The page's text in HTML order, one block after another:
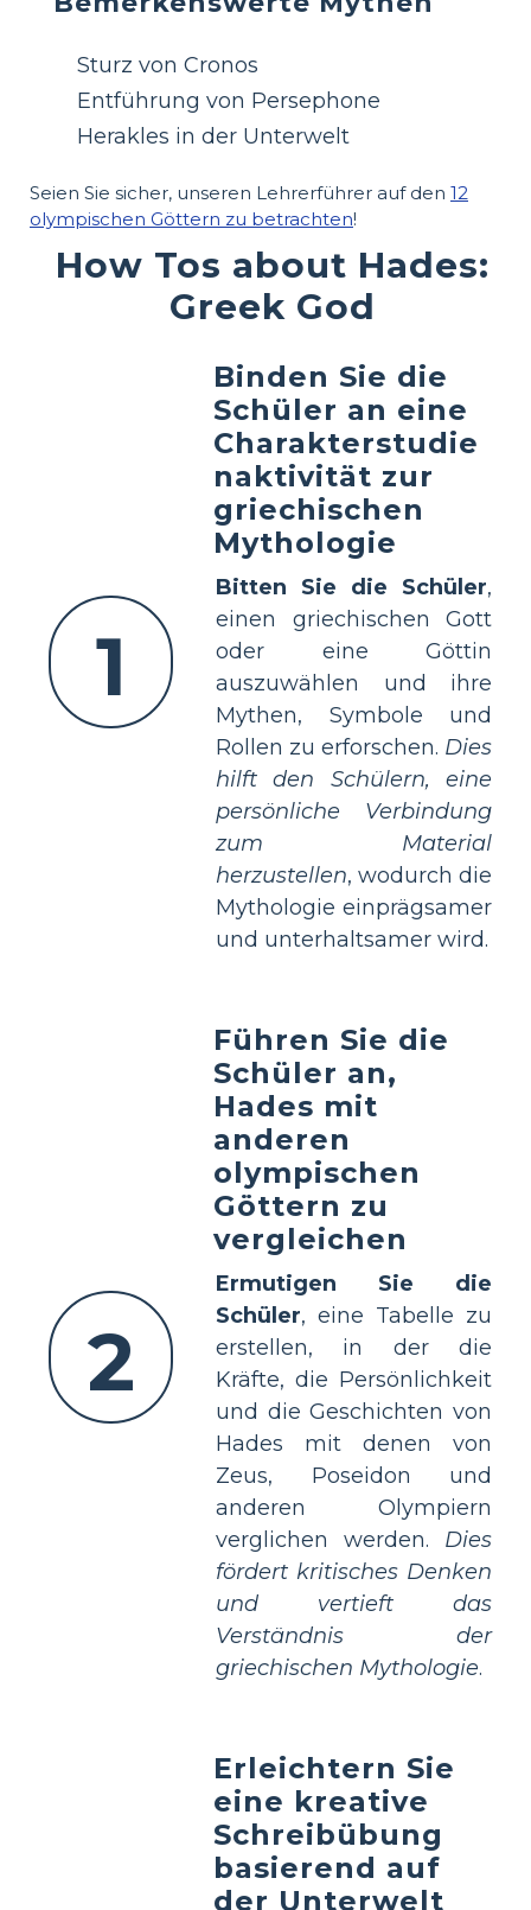
Sturz von Cronos
Entführung von Persephone
Herakles in der Unterwelt
Seien Sie sicher, unseren Lehrerführer auf den 12
olympischen Göttern zu betrachten!
How Tos about Hades:
Greek God
1
Binden Sie die
Schüler an eine
Charakterstudie
naktivität zur
griechischen
Mythologie
Bitten Sie die Schüler,
einen griechischen Gott
oder eine Göttin
auszuwählen und ihre
Mythen, Symbole und
Rollen zu erforschen. Dies
hilft den Schülern, eine
persönliche Verbindung
zum Material
herzustellen, wodurch die
Mythologie einprägsamer
und unterhaltsamer wird.
2
Führen Sie die
Schüler an,
Hades mit
anderen
olympischen
Göttern zu
vergleichen
Ermutigen Sie die
Schüler, eine Tabelle zu
erstellen, in der die
Kräfte, die Persönlichkeit
und die Geschichten von
Hades mit denen von
Zeus, Poseidon und
anderen Olympiern
verglichen werden. Dies
fördert kritisches Denken
und vertieft das
Verständnis der
griechischen Mythologie.
Erleichtern Sie
eine kreative
Schreibübung
basierend auf
der Unterwelt